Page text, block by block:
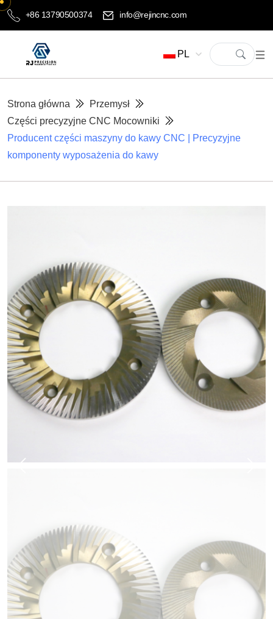
+86 13790500374 info@rejincnc.com
PL
Strona główna
Przemysł
Części precyzyjne CNC Mocowniki
Producent części maszyny do kawy CNC | Precyzyjne
komponenty wyposażenia do kawy